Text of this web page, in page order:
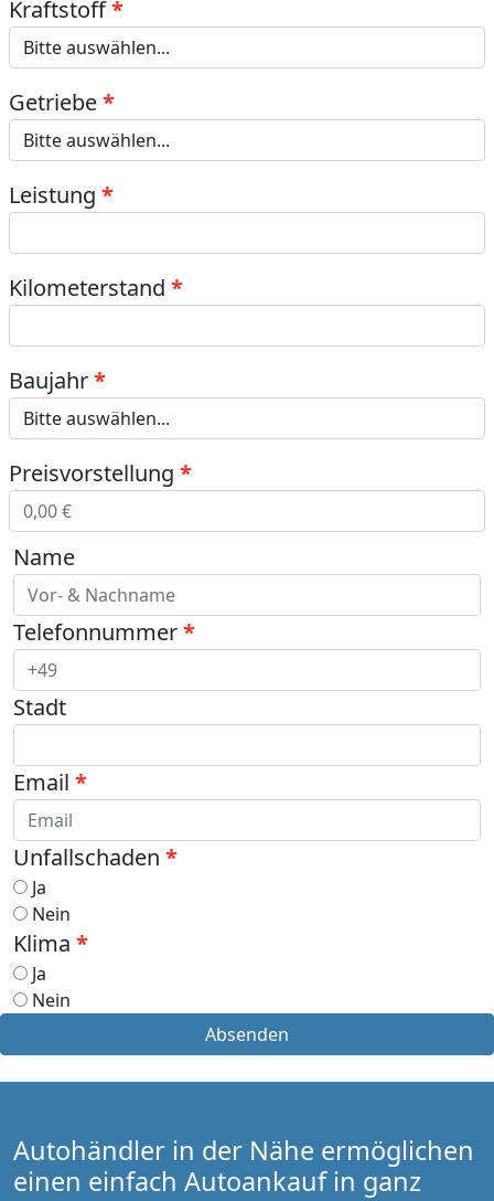
Kraftstoff
Getriebe
Leistung
Kilometerstand
Baujahr
Preisvorstellung
Name
Telefonnummer
Stadt
Email
Unfallschaden
Ja
Nein
Klima
Ja
Nein
Absenden
Autohändler in der Nähe ermöglichen
einen einfach Autoankauf in ganz